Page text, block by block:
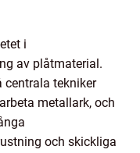
i
av plåtmaterial.
centrala tekniker
metallark, och
och skickliga